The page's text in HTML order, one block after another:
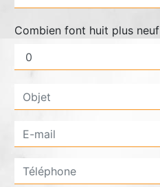
Combien font huit plus neuf